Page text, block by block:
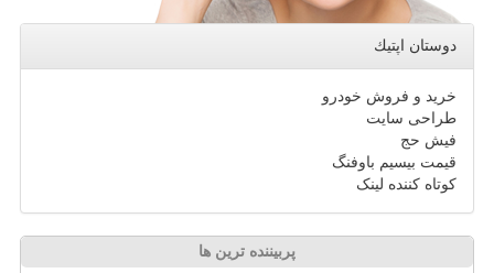
دوستان اپتیك
خرید و فروش خودرو
طراحی سایت
فیش حج
قیمت بیسیم باوفنگ
کوتاه کننده لینک
پربیننده ترین ها